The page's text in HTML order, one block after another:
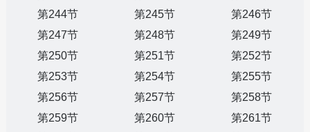
第244节
第245节
第246节
第247节
第248节
第249节
第250节
第251节
第252节
第253节
第254节
第255节
第256节
第257节
第258节
第259节
第260节
第261节